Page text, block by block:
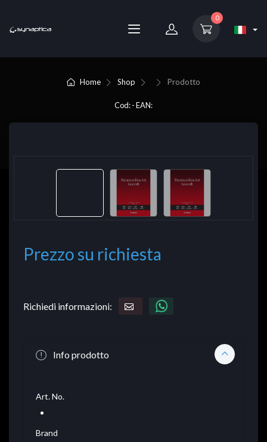
0
Home Shop Prodotto
Cod: - EAN:
Prezzo su richiesta
Richiedi informazioni:
Info prodotto
Art. No.
Brand